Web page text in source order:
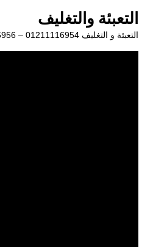
المحتوى
التعبئة والتغليف
التعبئة و التغليف 01211116954 – 01211116956 – 01211116958